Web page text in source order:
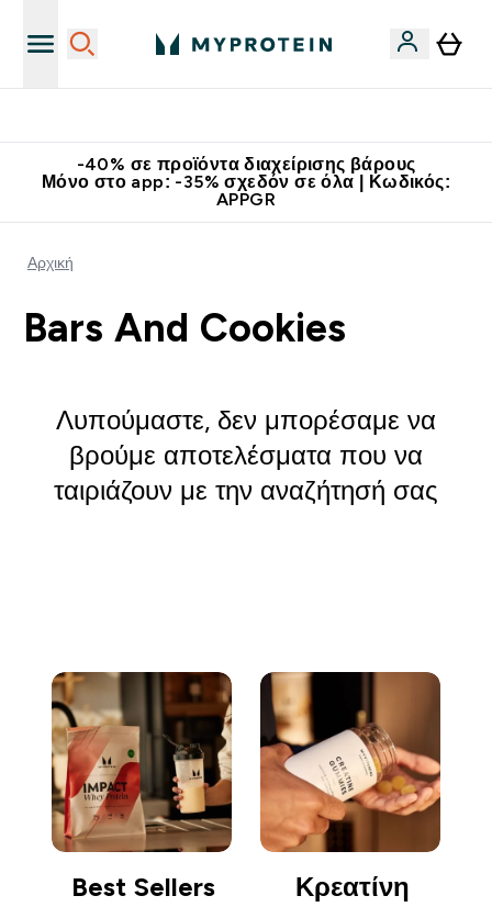
-40% σε προϊόντα διαχείρισης βάρους
Μόνο στο app: -35% σχεδόν σε όλα | Κωδικός:
APPGR
Αρχική
Bars And Cookies
Λυπούμαστε, δεν μπορέσαμε να
βρούμε αποτελέσματα που να
ταιριάζουν με την αναζήτησή σας
Best Sellers Κρεατίνη